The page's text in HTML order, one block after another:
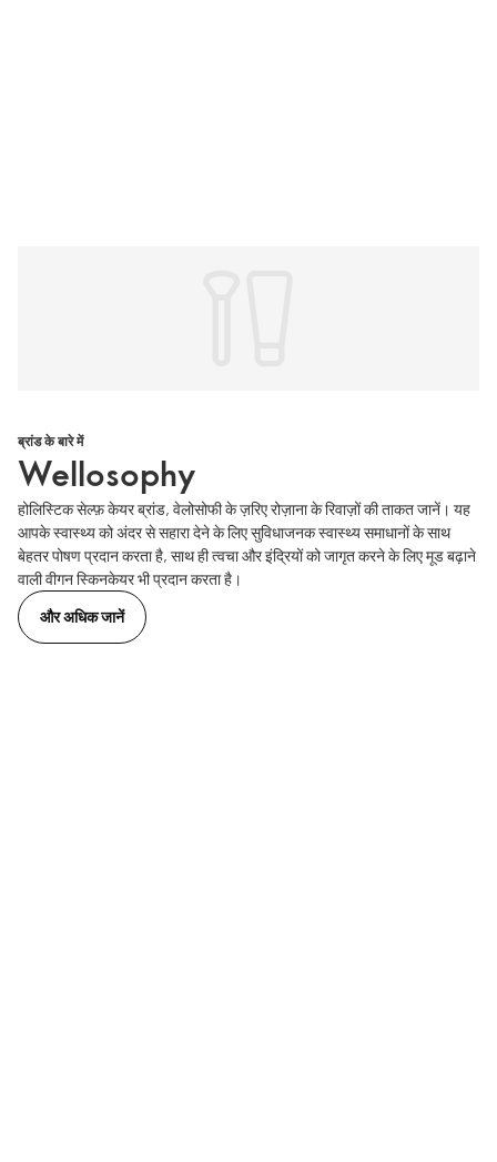
ब्रांड के बारे में
Wellosophy
होलिस्टिक सेल्फ़ केयर ब्रांड, वेलोसोफी के ज़रिए रोज़ाना के रिवाज़ों की ताकत जानें। यह
आपके स्वास्थ्य को अंदर से सहारा देने के लिए सुविधाजनक स्वास्थ्य समाधानों के साथ
बेहतर पोषण प्रदान करता है, साथ ही त्वचा और इंद्रियों को जागृत करने के लिए मूड बढ़ाने
वाली वीगन स्किनकेयर भी प्रदान करता है।
और अधिक जानें